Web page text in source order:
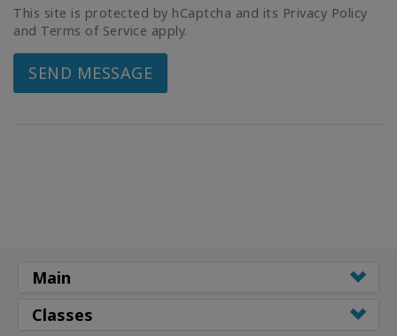
This site is protected by hCaptcha and its Privacy Policy
and Terms of Service apply.
SEND MESSAGE
Main
Classes